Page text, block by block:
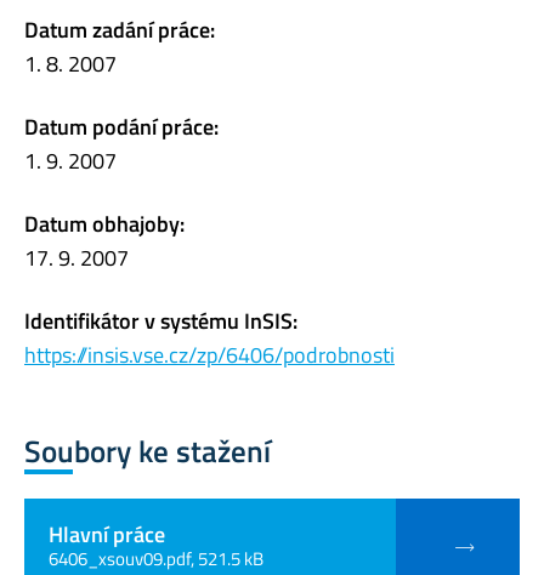
Datum zadání práce:
1. 8. 2007
Datum podání práce:
1. 9. 2007
Datum obhajoby:
17. 9. 2007
Identifikátor v systému InSIS:
https://insis.vse.cz/zp/6406/podrobnosti
Soubory ke stažení
Hlavní práce
6406_xsouv09.pdf, 521.5 kB